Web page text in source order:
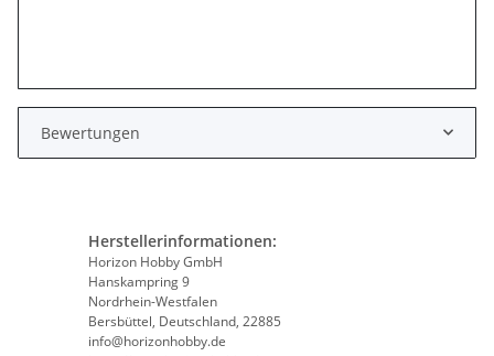
Bewertungen
Herstellerinformationen:
Horizon Hobby GmbH
Hanskampring 9
Nordrhein-Westfalen
Bersbüttel, Deutschland, 22885
info@horizonhobby.de